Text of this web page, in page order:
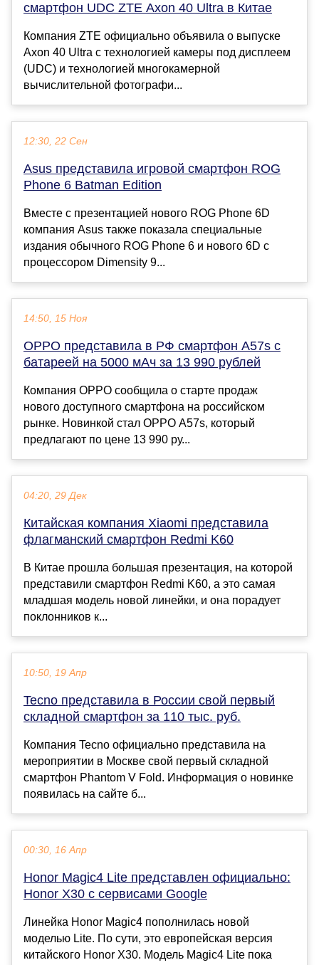
смартфон UDC ZTE Axon 40 Ultra в Китае
Компания ZTE официально объявила о выпуске
Axon 40 Ultra с технологией камеры под дисплеем
(UDC) и технологией многокамерной
вычислительной фотографи...
12:30, 22 Сен
Asus представила игровой смартфон ROG
Phone 6 Batman Edition
Вместе с презентацией нового ROG Phone 6D
компания Asus также показала специальные
издания обычного ROG Phone 6 и нового 6D с
процессором Dimensity 9...
14:50, 15 Ноя
OPPO представила в РФ смартфон A57s с
батареей на 5000 мАч за 13 990 рублей
Компания OPPO сообщила о старте продаж
нового доступного смартфона на российском
рынке. Новинкой стал OPPO A57s, который
предлагают по цене 13 990 ру...
04:20, 29 Дек
Китайская компания Xiaomi представила
флагманский смартфон Redmi K60
В Китае прошла большая презентация, на которой
представили смартфон Redmi K60, а это самая
младшая модель новой линейки, и она порадует
поклонников к...
10:50, 19 Апр
Tecno представила в России свой первый
складной смартфон за 110 тыс. руб.
Компания Tecno официально представила на
мероприятии в Москве свой первый складной
смартфон Phantom V Fold. Информация о новинке
появилась на сайте б...
00:30, 16 Апр
Honor Magic4 Lite представлен официально:
Honor X30 с сервисами Google
Линейка Honor Magic4 пополнилась новой
моделью Lite. По сути, это европейская версия
китайского Honor X30. Модель Magic4 Lite пока